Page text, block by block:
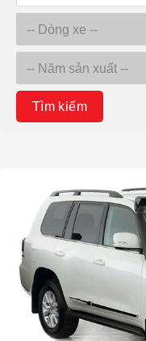
Tìm kiếm